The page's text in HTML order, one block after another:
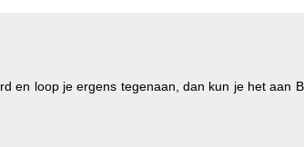
en loop je ergens tegenaan, dan kun je het aan